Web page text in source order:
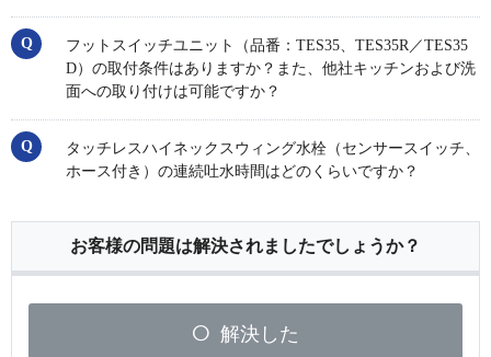
フットスイッチユニット（品番：TES35、TES35R／TES35
D）の取付条件はありますか？また、他社キッチンおよび洗
面への取り付けは可能ですか？
タッチレスハイネックスウィング水栓（センサースイッチ、
ホース付き）の連続吐水時間はどのくらいですか？
お客様の問題は解決されましたでしょうか？
解決した